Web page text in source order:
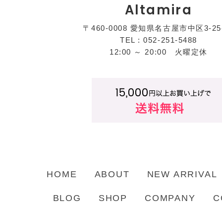
Altamira
〒460-0008 愛知県名古屋市中区3-
TEL : 052-251-5488
12:00 ～ 20:00 火曜定休
HOME ABOUT NEW ARRIVAL
BLOG SHOP COMPANY